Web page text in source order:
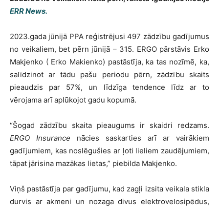
ERR News.
2023.gada jūnijā PPA reģistrējusi 497 zādzību gadījumus
no veikaliem, bet pērn jūnijā – 315. ERGO pārstāvis Erko
Makjenko ( Erko Makienko) pastāstīja, ka tas nozīmē, ka,
salīdzinot ar tādu pašu periodu pērn, zādzību skaits
pieaudzis par 57%, un līdzīga tendence līdz ar to
vērojama arī aplūkojot gadu kopumā.
“Šogad zādzību skaita pieaugums ir skaidri redzams.
ERGO Insurance nācies saskarties arī ar vairākiem
gadījumiem, kas noslēgušies ar ļoti lieliem zaudējumiem,
tāpat jārisina mazākas lietas,” piebilda Makjenko.
Viņš pastāstīja par gadījumu, kad zagļi izsita veikala stikla
durvis ar akmeni un nozaga divus elektrovelosipēdus,